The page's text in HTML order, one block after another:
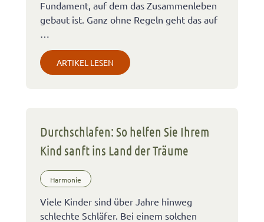
Fundament, auf dem das Zusammenleben
gebaut ist. Ganz ohne Regeln geht das auf
ARTIKEL LESEN
Durchschlafen: So helfen Sie Ihrem
Kind sanft ins Land der Träume
Harmonie
Viele Kinder sind über Jahre hinweg
schlechte Schläfer. Bei einem solchen